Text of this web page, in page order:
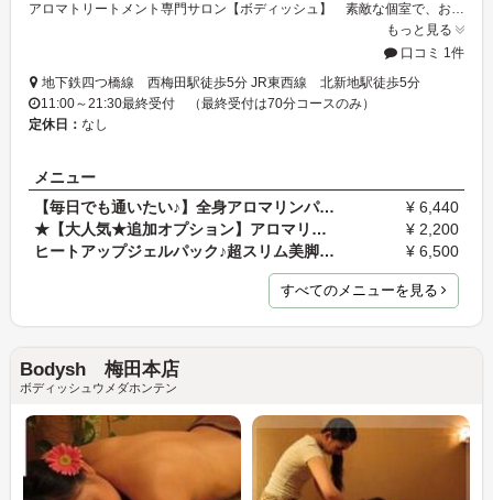
アロマトリートメント専門サロン【ボディッシュ】 素敵な個室で、お客様にあわせたオリジナルのオイルマッサージ♪ 日々の疲れからリフレッシュできます☆
もっと見る
口コミ 1件
地下鉄四つ橋線 西梅田駅徒歩5分 JR東西線 北新地駅徒歩5分
11:00～21:30最終受付 （最終受付は70分コースのみ）
定休日： なし
メニュー
【毎日でも通いたい♪】全身アロマリンパトリートメン…
¥ 6,440
★【大人気★追加オプション】アロマリンパ デコルテ…
¥ 2,200
ヒートアップジェルパック♪超スリム美脚集中フットケ…
¥ 6,500
すべてのメニューを見る
Bodysh 梅田本店
ボディッシュウメダホンテン